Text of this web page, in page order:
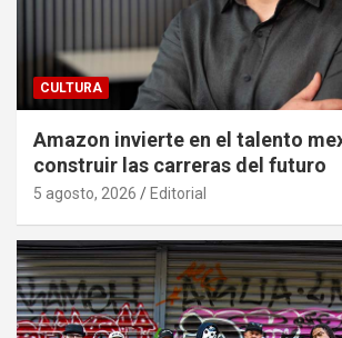
CULTURA
Amazon invierte en el talento
construir las carreras del futuro
5 agosto, 2026 Editorial